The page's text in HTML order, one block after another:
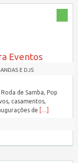
Eventos
E DJS
de Samba, Pop
casamentos,
de
[…]